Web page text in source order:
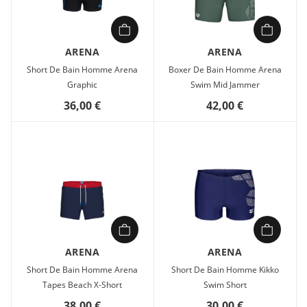
ARENA
Short De Bain Homme Arena
Graphic
36,00 €
ARENA
Boxer De Bain Homme Arena
Swim Mid Jammer
42,00 €
ARENA
Short De Bain Homme Arena
Tapes Beach X-Short
ARENA
Short De Bain Homme Kikko
Swim Short